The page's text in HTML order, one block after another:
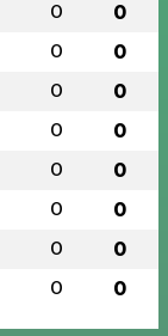
0 0
0 0
0 0
0 0
0 0
0 0
0 0
0 0